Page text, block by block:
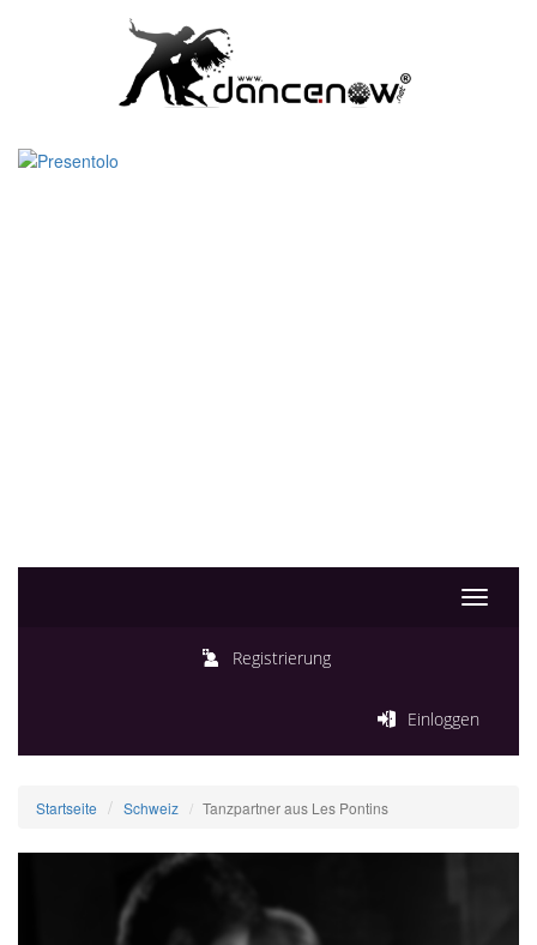
Toggle
Registrierung
Einloggen
Startseite Schweiz Tanzpartner aus Les Pontins